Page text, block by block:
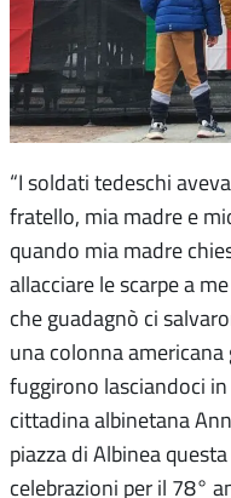
“I soldati tedeschi
fratello, mia madre e
quando mia madre
allacciare le scarpe a
che guadagnò ci
una colonna
fuggirono lasciandoci
cittadina albinetana
piazza di Albinea
celebrazioni per il 78°